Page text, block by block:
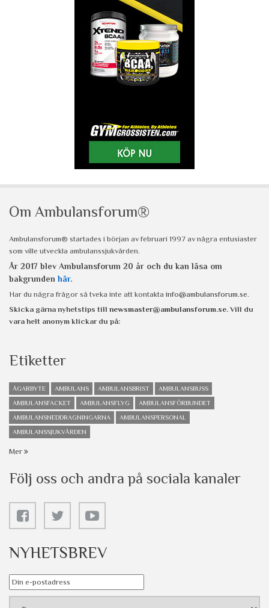
Om Ambulansforum®
Ambulansforum® startades i början av februari 1997 av några entusiaster
som ville utveckla ambulanssjukvården.
År 2017 blev Ambulansforum 20 år och du kan läsa om
bakgrunden här.
Har du några frågor så tveka inte att kontakta info@ambulansforum.se.
Skicka gärna nyhetstips till newsmaster@ambulansforum.se. Vill du
vara helt anonym klickar du på:
Etiketter
ÄGARBYTE AMBULANS AMBULANSBRIST
AMBULANSBUSS
AMBULANSFACKET
AMBULANSFLYG
AMBULANSFÖRBUNDET
AMBULANSNEDDRAGNINGARNA
AMBULANSPERSONAL
AMBULANSSJUKVÅRDEN
Mer
Följ oss och andra på sociala kanaler
NYHETSBREV